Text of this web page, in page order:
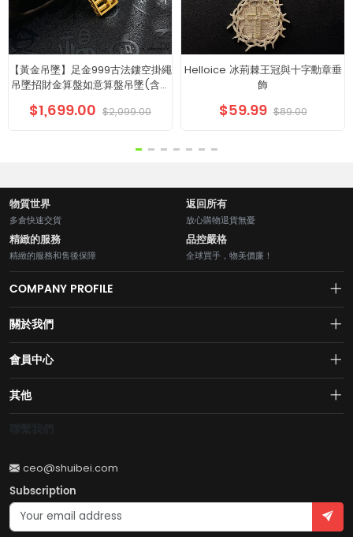
【黃金吊墜】足金999古法鏤空掛繩
吊墜招財金算盤如意算盤吊墜(含配
$1,699.00 $2,099.00
Helloice 冰荊棘王冠與十字勳章垂
飾
$59.99 $89.00
物質世界
多倉快速交貨
返回所有
放心購物退貨無憂
精緻的服務
精緻的服務和售後保障
品控嚴格
全球買手，物美價廉！
COMPANY PROFILE
球黃金珠寶跨境電商平臺！AI與區塊鏈的完美結合的【水貝幣$SB】引領
全球黃金珠寶穩定幣RWA新紀元！
關於我們
About us
Join us
Privacy policy
會員中心
Account
Order
Brand List
其他
Terms of use
Become a seller
Account
ceo@shuibei.com
Subscription